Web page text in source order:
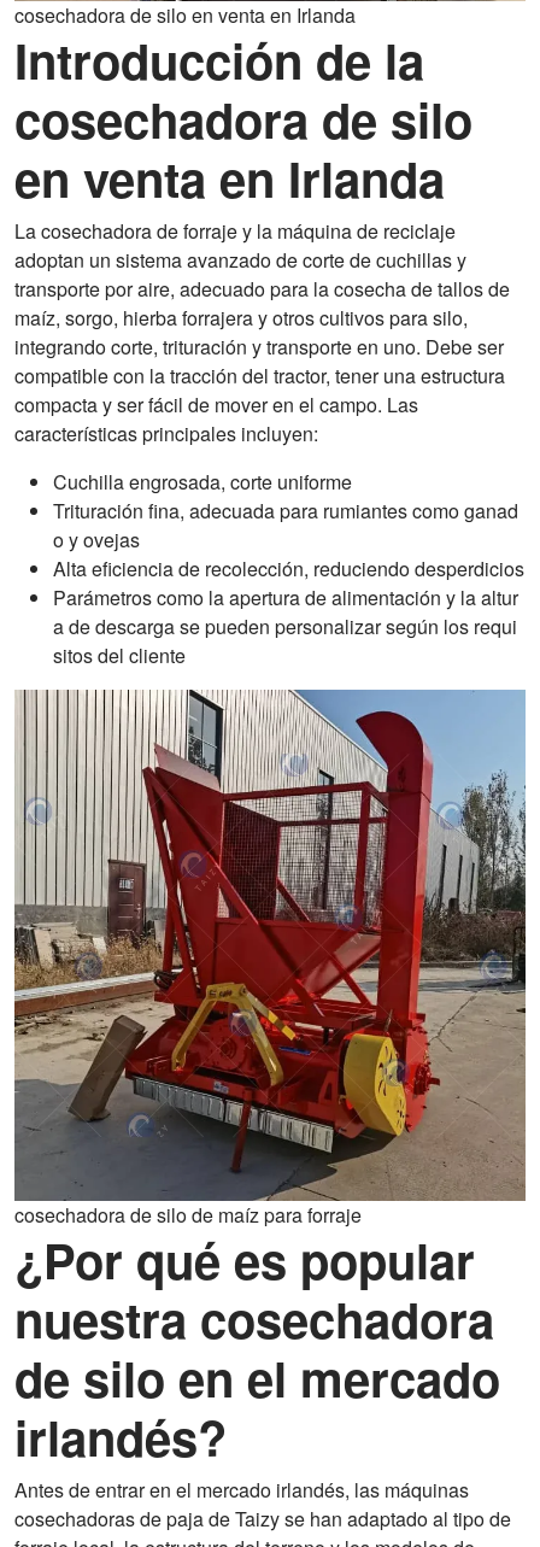
cosechadora de silo en venta en Irlanda
Introducción de la
cosechadora de silo
en venta en Irlanda
La cosechadora de forraje y la máquina de reciclaje
adoptan un sistema avanzado de corte de cuchillas y
transporte por aire, adecuado para la cosecha de tallos de
maíz, sorgo, hierba forrajera y otros cultivos para silo,
integrando corte, trituración y transporte en uno. Debe ser
compatible con la tracción del tractor, tener una estructura
compacta y ser fácil de mover en el campo. Las
características principales incluyen:
Cuchilla engrosada, corte uniforme
Trituración fina, adecuada para rumiantes como ganad
o y ovejas
Alta eficiencia de recolección, reduciendo desperdicios
Parámetros como la apertura de alimentación y la altur
a de descarga se pueden personalizar según los requi
sitos del cliente
cosechadora de silo de maíz para forraje
¿Por qué es popular
nuestra cosechadora
de silo en el mercado
irlandés?
Antes de entrar en el mercado irlandés, las máquinas
cosechadoras de paja de Taizy se han adaptado al tipo de